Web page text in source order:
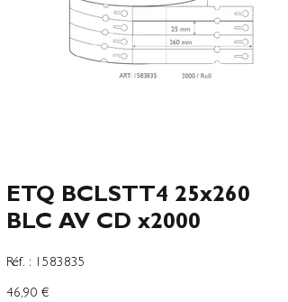
ETQ BCLSTT4 25x260
BLC AV CD x2000
Réf. :
SKU
1583835
Precio
46,90 €